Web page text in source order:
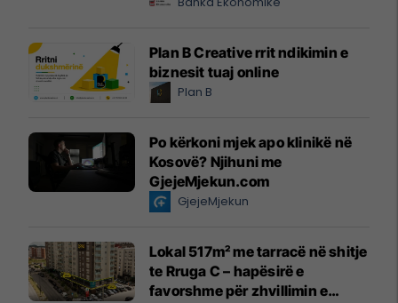
Plan B Creative rrit ndikimin e
biznesit tuaj online
Plan B
Po kërkoni mjek apo klinikë në
Kosovë? Njihuni me
GjejeMjekun.com
GjejeMjekun
Lokal 517m² me tarracë në shitje
te Rruga C – hapësirë e
favorshme për zhvillimin e